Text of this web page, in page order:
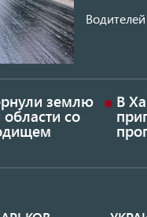
землю
со
В